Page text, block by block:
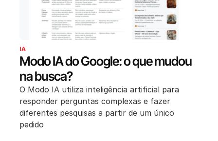
IA
Modo IA do Google: o que mudou
na busca?
O Modo IA utiliza inteligência artificial para
responder perguntas complexas e fazer
diferentes pesquisas a partir de um único
pedido